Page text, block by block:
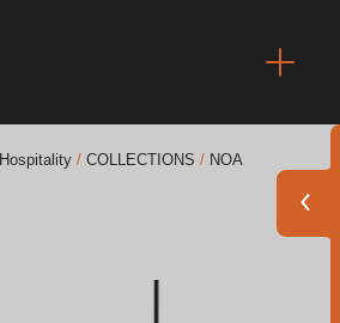
Hospitality / COLLECTIONS / NOA